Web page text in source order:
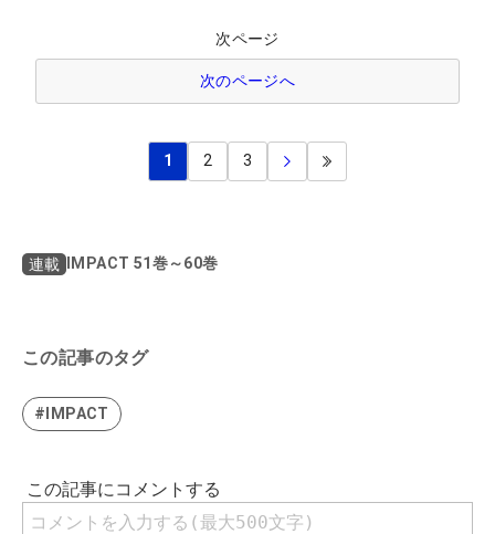
次ページ
次のページへ
1 2 3
連載 IMPACT 51巻～60巻
この記事のタグ
#IMPACT